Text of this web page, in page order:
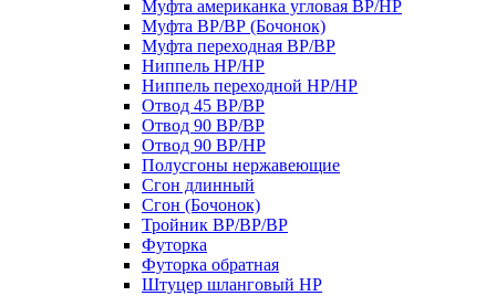
Муфта американка угловая ВР/НР
Муфта ВР/ВР (Бочонок)
Муфта переходная ВР/ВР
Ниппель НР/НР
Ниппель переходной НР/НР
Отвод 45 ВР/ВР
Отвод 90 ВР/ВР
Отвод 90 ВР/НР
Полусгоны нержавеющие
Сгон длинный
Сгон (Бочонок)
Тройник ВР/ВР/ВР
Футорка
Футорка обратная
Штуцер шланговый НР